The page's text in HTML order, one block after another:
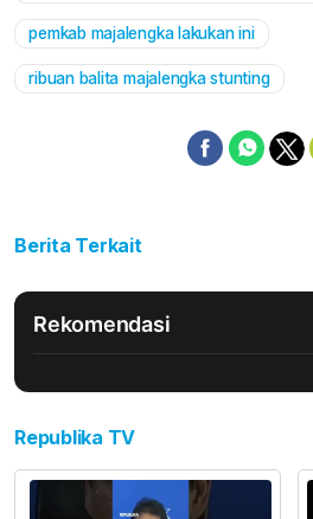
pemkab majalengka lakukan ini
ribuan balita majalengka stunting
Berita Terkait
Rekomendasi
Republika TV